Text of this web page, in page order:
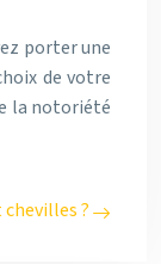
porter une
de votre
la notoriété
?